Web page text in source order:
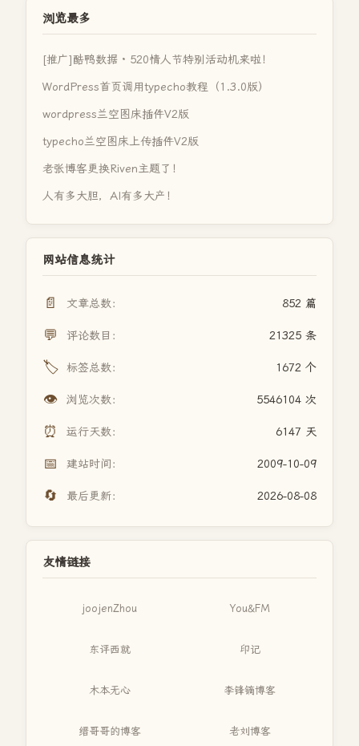
浏览最多
[推广]酷鸭数据 · 520情人节特别活动机来啦！
WordPress首页调用typecho教程（1.3.0版）
wordpress兰空图床插件V2版
typecho兰空图床上传插件V2版
老张博客更换Riven主题了！
人有多大胆，AI有多大产！
网站信息统计
📄 文章总数： 852 篇
💬 评论数目： 21325 条
🏷️ 标签总数： 1672 个
👁️ 浏览次数： 5546104 次
⏰ 运行天数： 6147 天
📅 建站时间： 2009-10-09
🔄 最后更新： 2026-08-08
友情链接
joojenZhou You&FM
东评西就 印记
木本无心 李锋镝博客
缙哥哥的博客 老刘博客